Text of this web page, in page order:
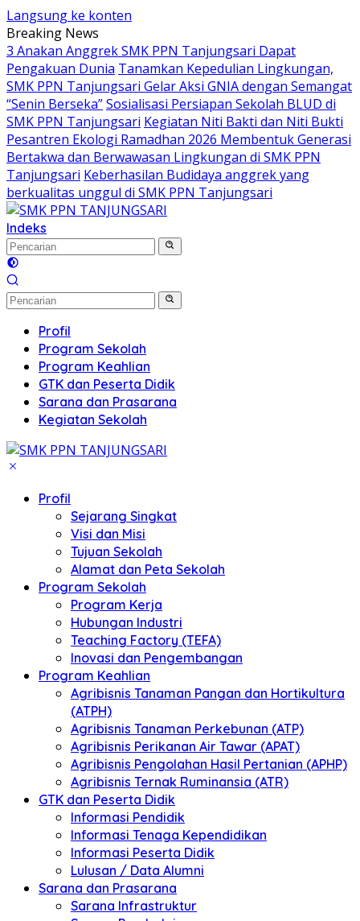
Langsung ke konten
Breaking News
3 Anakan Anggrek SMK PPN Tanjungsari Dapat
Pengakuan Dunia Tanamkan Kepedulian Lingkungan,
SMK PPN Tanjungsari Gelar Aksi GNIA dengan Semangat
“Senin Berseka”Sosialisasi Persiapan Sekolah BLUD di
SMK PPN Tanjungsari Kegiatan Niti Bakti dan Niti Bukti
Pesantren Ekologi Ramadhan 2026 Membentuk Generasi
Bertakwa dan Berwawasan Lingkungan di SMK PPN
Tanjungsari Keberhasilan Budidaya anggrek yang
berkualitas unggul di SMK PPN Tanjungsari
Indeks
Profil
Program Sekolah
Program Keahlian
GTK dan Peserta Didik
Sarana dan Prasarana
Kegiatan Sekolah
Profil
Sejarang Singkat
Visi dan Misi
Tujuan Sekolah
Alamat dan Peta Sekolah
Program Sekolah
Program Kerja
Hubungan Industri
Teaching Factory (TEFA)
Inovasi dan Pengembangan
Program Keahlian
Agribisnis Tanaman Pangan dan Hortikultura
(ATPH)
Agribisnis Tanaman Perkebunan (ATP)
Agribisnis Perikanan Air Tawar (APAT)
Agribisnis Pengolahan Hasil Pertanian (APHP)
Agribisnis Ternak Ruminansia (ATR)
GTK dan Peserta Didik
Informasi Pendidik
Informasi Tenaga Kependidikan
Informasi Peserta Didik
Lulusan / Data Alumni
Sarana dan Prasarana
Sarana Infrastruktur